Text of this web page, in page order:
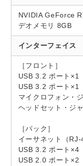
NVIDIA GeForce
デオメモリ 8GB
インターフェイス
［フロント］
USB 3.2 ポート×1
USB 3.2 ポート×1
マイクロフォン・
ヘッドセット・ジ
［バック］
イーサネット（
USB 3.2 ポート×4
USB 2.0 ポート×2